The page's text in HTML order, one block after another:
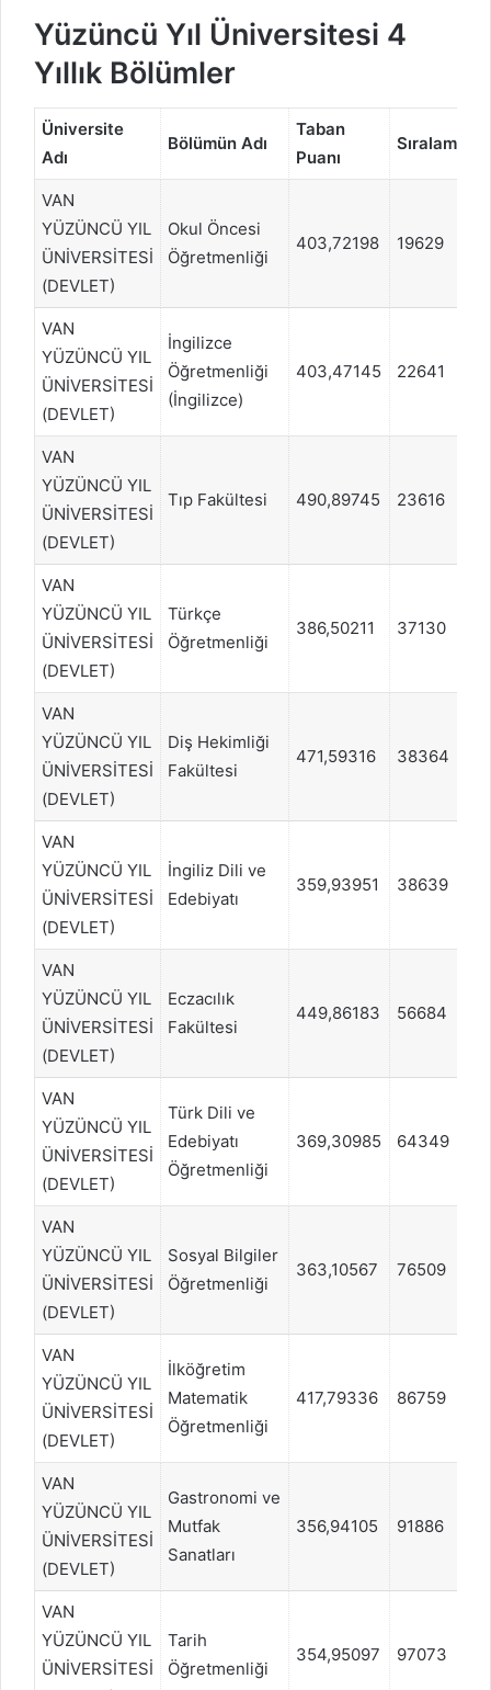
Yüzüncü Yıl Üniversitesi 4
Yıllık Bölümler
Üniversite
Adı
Bölümün Adı
Taban
Puanı
Sıralama
VAN
YÜZÜNCÜ YIL
ÜNİVERSİTESİ
(DEVLET)
Okul Öncesi
Öğretmenliği
403,72198 19629
VAN
YÜZÜNCÜ YIL
ÜNİVERSİTESİ
(DEVLET)
İngilizce
Öğretmenliği
(İngilizce)
403,47145 22641
VAN
YÜZÜNCÜ YIL
ÜNİVERSİTESİ
(DEVLET)
Tıp Fakültesi 490,89745 23616
VAN
YÜZÜNCÜ YIL
ÜNİVERSİTESİ
(DEVLET)
Türkçe
Öğretmenliği
386,50211 37130
VAN
YÜZÜNCÜ YIL
ÜNİVERSİTESİ
(DEVLET)
Diş Hekimliği
Fakültesi
471,59316 38364
VAN
YÜZÜNCÜ YIL
ÜNİVERSİTESİ
(DEVLET)
İngiliz Dili ve
Edebiyatı
359,93951 38639
VAN
YÜZÜNCÜ YIL
ÜNİVERSİTESİ
(DEVLET)
Eczacılık
Fakültesi
449,86183 56684
VAN
YÜZÜNCÜ YIL
ÜNİVERSİTESİ
(DEVLET)
Türk Dili ve
Edebiyatı
Öğretmenliği
369,30985 64349
VAN
YÜZÜNCÜ YIL
ÜNİVERSİTESİ
(DEVLET)
Sosyal Bilgiler
Öğretmenliği
363,10567 76509
VAN
YÜZÜNCÜ YIL
ÜNİVERSİTESİ
(DEVLET)
İlköğretim
Matematik
Öğretmenliği
417,79336 86759
VAN
YÜZÜNCÜ YIL
ÜNİVERSİTESİ
(DEVLET)
Gastronomi ve
Mutfak
Sanatları
356,94105 91886
VAN
YÜZÜNCÜ YIL
ÜNİVERSİTESİ
Tarih
Öğretmenliği
354,95097 97073